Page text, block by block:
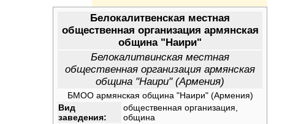
Белокалитвенская местная
общественная организация армянская
община "Наири"
Белокалитвинская местная
общественная организация армянская
община "Наири" (Армения)
БМОО армянская община "Наири" (Армения)
Вид
заведения:
общественная организация,
община